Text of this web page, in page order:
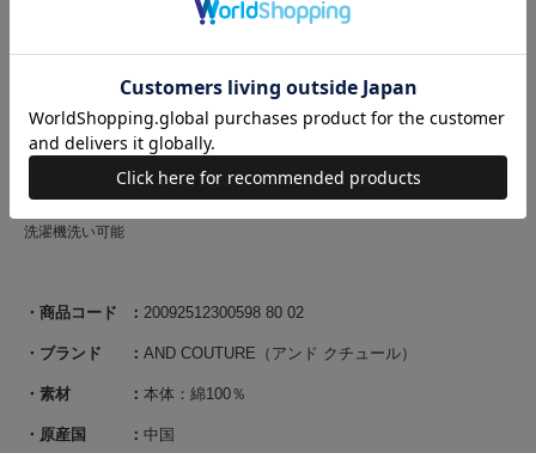
商品コード 20092512300598 80 02
ブランド AND COUTURE（アンド クチュール）
素材 本体：綿100％
原産国 中国
すい柔らかな着心地に。
・ウォッシュ加工によるニュアンスある色味も魅力です。
・ご自宅でお手入れが出来るのも嬉しいポイント♪
・ブルー、ダークブルーの2色展開となります。
洗濯機洗い可能